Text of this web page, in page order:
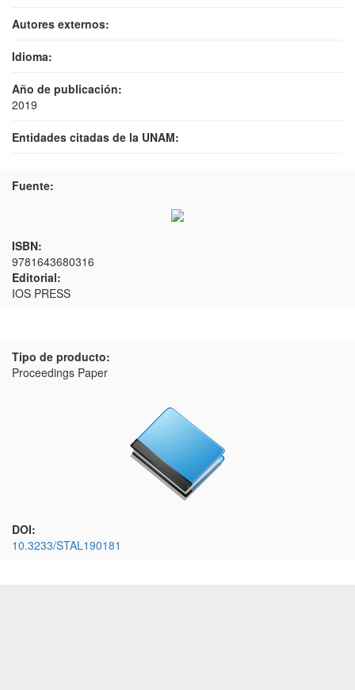
Autores externos:
Idioma:
Año de publicación:
2019
Entidades citadas de la UNAM:
Fuente:
ISBN:
9781643680316
Editorial:
IOS PRESS
Tipo de producto:
Proceedings Paper
DOI:
10.3233/STAL190181